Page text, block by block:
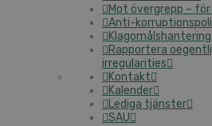
Mot övergrepp –
Anti-
Klagomålshantering
Rapportera
irregularities
Kontakt
Kalender
Lediga tjänster
SAU